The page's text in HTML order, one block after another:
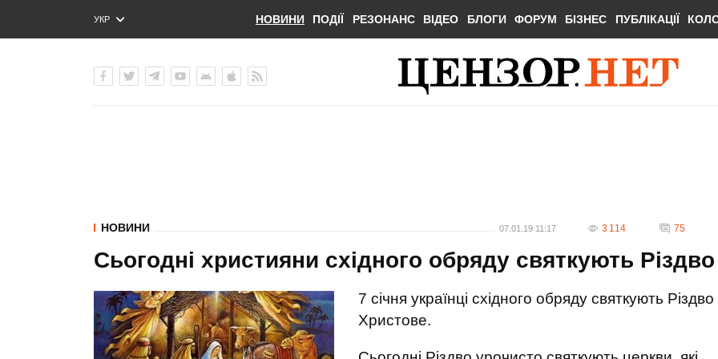
УКР
ENG
НОВИНИ ПОДІЇ РЕЗОНАНС ВІДЕО БЛОГИ ФОРУМ БІЗНЕС ПУБЛІКАЦІЇ
НОВИНИ 07.01.19 11:17 3 114 75
Сьогодні християни східного обряду святкують Різдво
7 січня українці східного обряду святкують Різдво
Христове.